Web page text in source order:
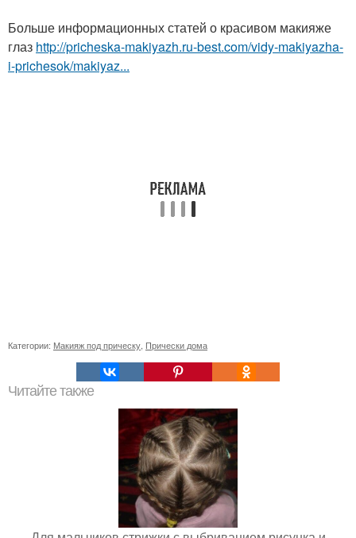
Больше информационных статей о красивом макияже
глаз http://pricheska-makiyazh.ru-best.com/vidy-makiyazha-
i-prichesok/makiyaz...
Категории: Макияж под прическу Прически дома
Читайте также